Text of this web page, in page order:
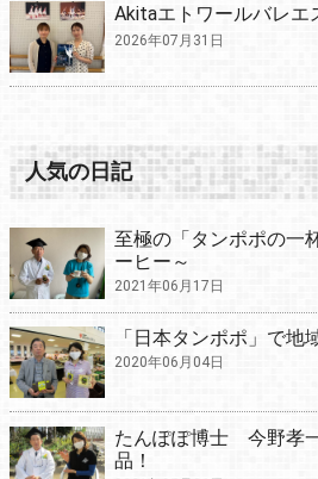
Akitaエトワールバレエ
2026年07月31日
人気の日記
至極の「タンポポの一
ーヒー～
2021年06月17日
「日本タンポポ」で地
2020年06月04日
たんぽぽ博士 今野孝
品！